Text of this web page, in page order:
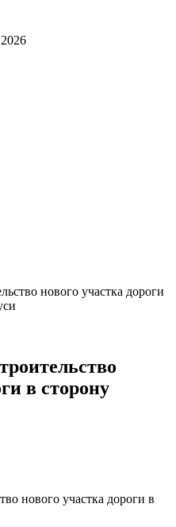
нового участка дороги
в сторону